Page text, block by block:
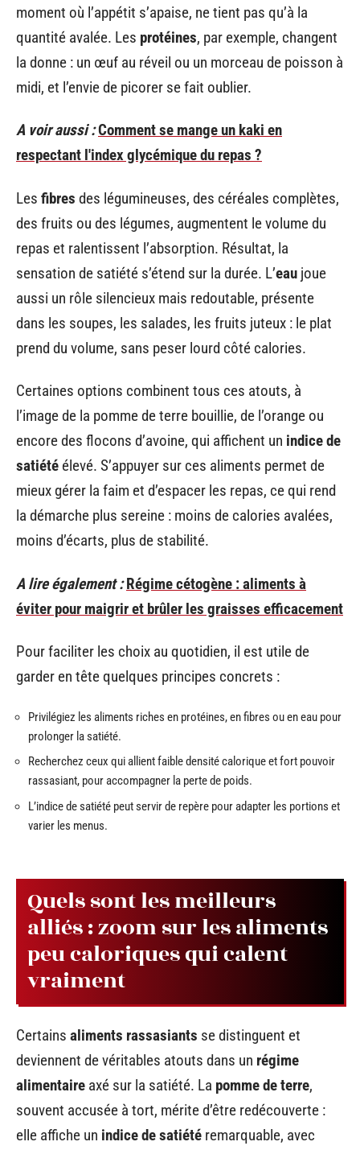
moment où l’appétit s’apaise, ne tient pas qu’à la
quantité avalée. Les protéines, par exemple, changent
la donne : un œuf au réveil ou un morceau de poisson à
midi, et l’envie de picorer se fait oublier.
A voir aussi :Comment se mange un kaki en
respectant l'index glycémique du repas ?
Les fibres des légumineuses, des céréales complètes,
des fruits ou des légumes, augmentent le volume du
repas et ralentissent l’absorption. Résultat, la
sensation de satiété s’étend sur la durée. L’eau joue
aussi un rôle silencieux mais redoutable, présente
dans les soupes, les salades, les fruits juteux : le plat
prend du volume, sans peser lourd côté calories.
Certaines options combinent tous ces atouts, à
l’image de la pomme de terre bouillie, de l’orange ou
encore des flocons d’avoine, qui affichent un indice de
satiété élevé. S’appuyer sur ces aliments permet de
mieux gérer la faim et d’espacer les repas, ce qui rend
la démarche plus sereine : moins de calories avalées,
moins d’écarts, plus de stabilité.
A lire également : Régime cétogène : aliments à
éviter pour maigrir et brûler les graisses efficacement
Pour faciliter les choix au quotidien, il est utile de
garder en tête quelques principes concrets :
Privilégiez les aliments riches en protéines, en fibres ou en eau pour
prolonger la satiété.
Recherchez ceux qui allient faible densité calorique et fort pouvoir
rassasiant, pour accompagner la perte de poids.
L’indice de satiété peut servir de repère pour adapter les portions et
varier les menus.
Quels sont les meilleurs
alliés : zoom sur les aliments
peu caloriques qui calent
vraiment
Certains aliments rassasiants se distinguent et
deviennent de véritables atouts dans un régime
alimentaire axé sur la satiété. La pomme de terre,
souvent accusée à tort, mérite d’être redécouverte :
elle affiche un indice de satiété remarquable, avec